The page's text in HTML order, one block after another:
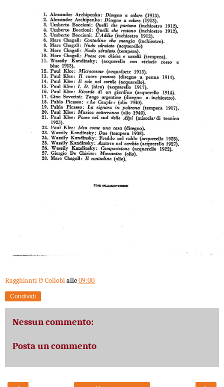
Ragghianti & Collobialle09:00
Condividi
Nessun commento:
Posta un commento